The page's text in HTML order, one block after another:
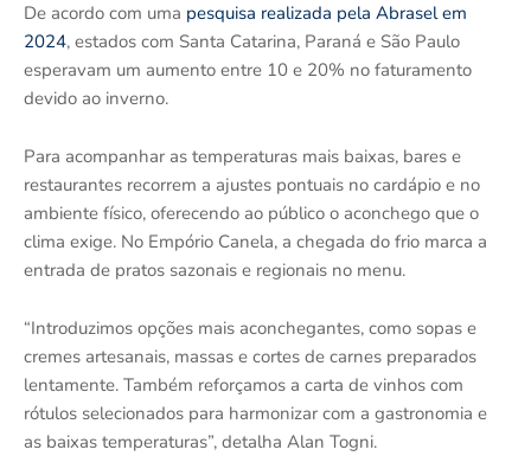
De acordo com uma pesquisa realizada pela Abrasel em
2024, estados com Santa Catarina, Paraná e São Paulo
esperavam um aumento entre 10 e 20% no faturamento
devido ao inverno.
Para acompanhar as temperaturas mais baixas, bares e
restaurantes recorrem a ajustes pontuais no cardápio e no
ambiente físico, oferecendo ao público o aconchego que o
clima exige. No Empório Canela, a chegada do frio marca a
entrada de pratos sazonais e regionais no menu.
“Introduzimos opções mais aconchegantes, como sopas e
cremes artesanais, massas e cortes de carnes preparados
lentamente. Também reforçamos a carta de vinhos com
rótulos selecionados para harmonizar com a gastronomia e
as baixas temperaturas”, detalha Alan Togni.